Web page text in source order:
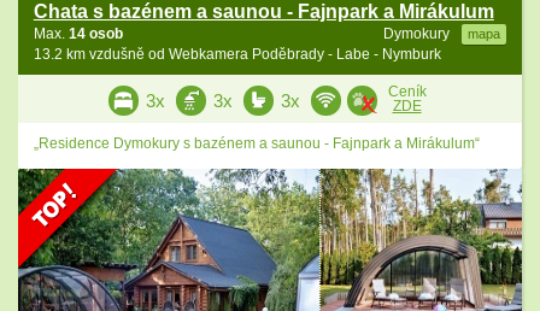
Chata s bazénem a saunou - Fajnpark a Mirákulum
Dymokury mapa
Max. 14 osob
13.2 km vzdušně od Webkamera Poděbrady - Labe - Nymburk
3x 3x 3x
Ceník
ZDE
„Residence Dymokury s bazénem a saunou - Fajnpark a Mirákulum“